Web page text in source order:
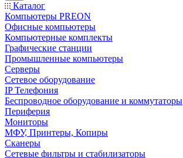
Каталог
Компьютеры PREON
Офисные компьютеры
Компьютерные комплекты
Графические станции
Промышленные компьютеры
Серверы
Сетевое оборудование
IP Телефония
Беспроводное оборудование и коммутаторы
Периферия
Мониторы
МФУ, Принтеры, Копиры
Сканеры
Сетевые фильтры и стабилизаторы